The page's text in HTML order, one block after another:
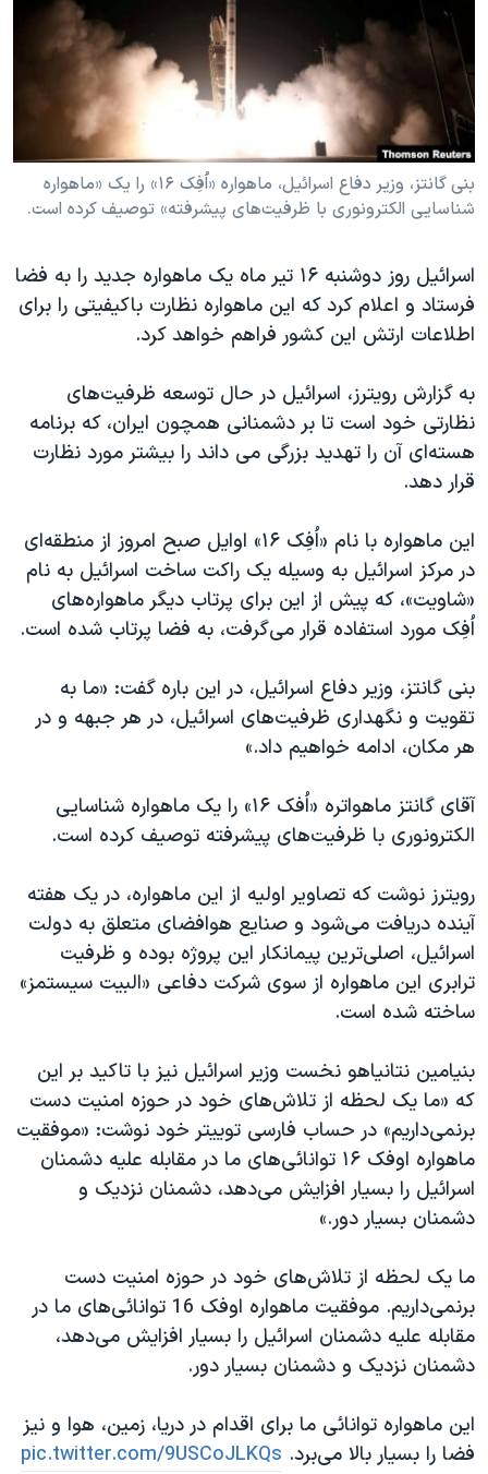
فرهنگ و زندگی
حقوق شهروندی
اقتصادی
علم و فناوری
اسرائیل در جنگ
گالری عکس
مستندها
انتخابات ریاست جمهوری آمریکا ۲۰۲۴
حمله جمهوری اسلامی به اسرائیل
رمز مهسا
ورزش زنان در ایران
اعتراضات زن، زندگی، آزادی
تریبونال مردمی آبان ۹۸
دادگاه حمید نوری
قانون شفافیت دارائی کادر رهبری ایران
اعتراضات مردمی آبان ۹۸
اسرائیل در جنگ
نرگس محمدی برنده جایزه نوبل صلح
همایش محافظه‌کاران آمریکا «سی‌پک»
صفحه‌های ویژه
دنبال کنید
زبانهای مختلف
بنی گانتز، وزیر دفاع اسرائیل، ماهواره «اُفِک ۱۶» را یک «ماهواره
شناسایی الکترونوری با ظرفیت‌های پیشرفته» توصیف کرده است.
اسرائیل روز دوشنبه ۱۶ تیر ماه یک ماهواره جدید را به فضا
فرستاد و اعلام کرد که این ماهواره نظارت باکیفیتی را برای
اطلاعات ارتش این کشور فراهم خواهد کرد.
به گزارش رویترز، اسرائیل در حال توسعه ظرفیت‌های
نظارتی خود است تا بر دشمنانی همچون ایران، که برنامه
هسته‌ای آن را تهدید بزرگی می داند را بیشتر مورد نظارت
قرار دهد.
این ماهواره با نام «اُفِک ۱۶» اوایل صبح امروز از منطقه‌ای
در مرکز اسرائیل به وسیله یک راکت ساخت اسرائیل به نام
«شاویت»، که پیش از این برای پرتاب دیگر ماهواره‌های
اُفِک مورد استفاده قرار می‌گرفت، به فضا پرتاب شده است.
بنی گانتز، وزیر دفاع اسرائیل، در این باره گفت: «ما به
تقویت و نگهداری ظرفیت‌های اسرائیل، در هر جبهه و در
هر مکان، ادامه خواهیم داد.»
آقای گانتز ماهواتره «اُفک ۱۶» را یک ماهواره شناسایی
الکترونوری با ظرفیت‌های پیشرفته توصیف کرده است.
رویترز نوشت که تصاویر اولیه از این ماهواره، در یک هفته
آینده دریافت می‌شود و صنایع هوافضای متعلق به دولت
اسرائیل، اصلی‌ترین پیمانکار این پروژه بوده و ظرفیت
ترابری این ماهواره از سوی شرکت دفاعی «البیت سیستمز»
ساخته شده است.
بنیامین نتانیاهو نخست وزیر اسرائیل نیز با تاکید بر این
که «ما یک لحظه از تلاش‌های خود در حوزه امنیت دست
برنمی‌داریم» در حساب فارسی توییتر خود نوشت: «موفقیت
ماهواره اوفک ۱۶ توانائی‌های ما در مقابله علیه دشمنان
اسرائیل را بسیار افزایش می‌دهد، دشمنان نزدیک و
دشمنان بسیار دور.»
ما یک لحظه از تلاش‌های خود در حوزه امنیت دست
برنمی‌داریم. موفقیت ماهواره اوفک 16 توانائی‌های ما در
مقابله علیه دشمنان اسرائیل را بسیار افزایش می‌دهد،
دشمنان نزدیک و دشمنان بسیار دور.
این ماهواره توانائی ما برای اقدام در دریا، زمین، هوا و نیز
فضا را بسیار بالا می‌برد. pic.twitter.com/9USCoJLKQs